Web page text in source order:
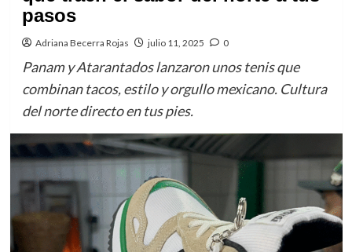
pasos
Adriana Becerra Rojas julio 11, 2025 0
Panam y Atarantados lanzaron unos tenis que
combinan tacos, estilo y orgullo mexicano. Cultura
del norte directo en tus pies.